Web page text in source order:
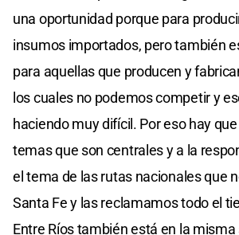
una oportunidad porque para
insumos importados, pero también
para aquellas que producen y
los cuales no podemos competir y
haciendo muy difícil. Por eso hay
temas que son centrales y a la
el tema de las rutas nacionales que
Santa Fe y las reclamamos todo el
Entre Ríos también está en la